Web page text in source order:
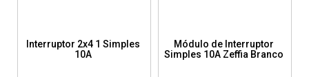
Interruptor 2x4 1 Simples
10A
Módulo de Interruptor
Simples 10A Zeffia Branco